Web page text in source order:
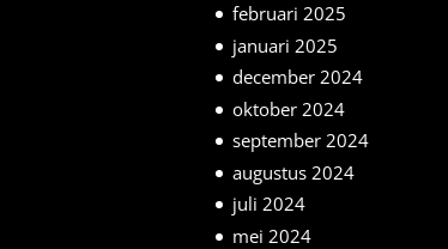
februari 2025
januari 2025
december 2024
oktober 2024
september 2024
augustus 2024
juli 2024
mei 2024